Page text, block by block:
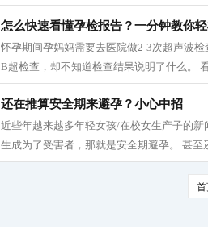
怎么快速看懂孕检报告？一分钟教你轻
怀孕期间孕妈妈需要去医院做2-3次超声波
B超检查，却不知道检查结果说明了什么。
还在推算安全期来避孕？小心中招
近些年越来越多年轻女孩/在校女生产子的
生成为了受害者，那就是安全期避孕。 甚至
首